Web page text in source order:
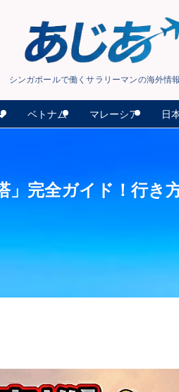
シンガポールで働くサラリーマンの海外情
ベトナム マレーシア 日
」完全ガイド！行